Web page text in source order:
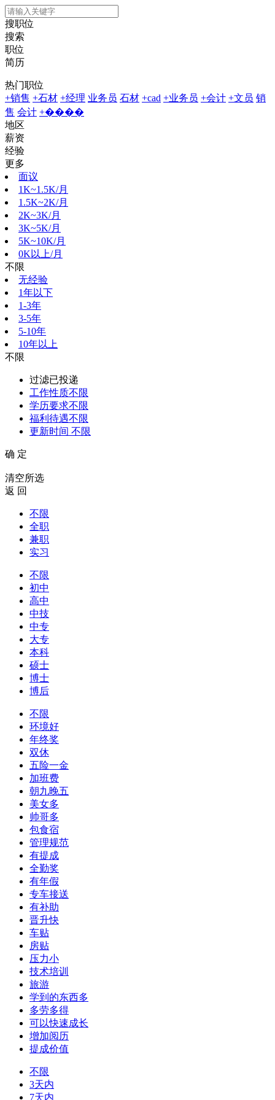
搜职位
搜索
职位
简历
热门职位
+销售 +石材 +经理 业务员 石材 +cad +业务员 +会计 +文员 销
售 会计 +����
地区
薪资
经验
更多
面议
1K~1.5K/月
1.5K~2K/月
2K~3K/月
3K~5K/月
5K~10K/月
0K以上/月
不限
无经验
1年以下
1-3年
3-5年
5-10年
10年以上
不限
过滤已投递
工作性质不限
学历要求不限
福利待遇不限
更新时间 不限
确 定
清空所选
返 回
不限
全职
兼职
实习
不限
初中
高中
中技
中专
大专
本科
硕士
博士
博后
不限
环境好
年终奖
双休
五险一金
加班费
朝九晚五
美女多
帅哥多
包食宿
管理规范
有提成
全勤奖
有年假
专车接送
有补助
晋升快
车贴
房贴
压力小
技术培训
旅游
学到的东西多
多劳多得
可以快速成长
增加阅历
提成价值
不限
3天内
7天内